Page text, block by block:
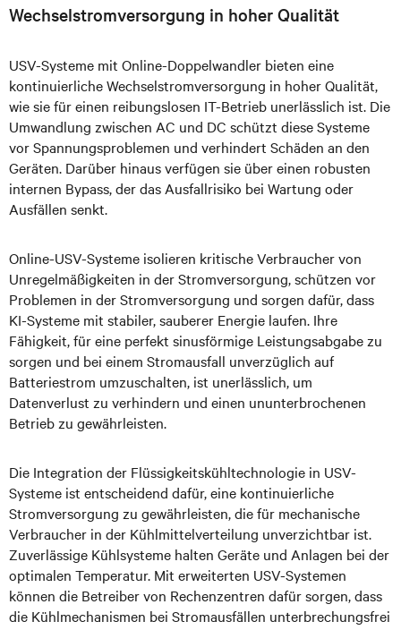
Wechselstromversorgung in hoher Qualität
USV-Systeme mit Online-Doppelwandler bieten eine
kontinuierliche Wechselstromversorgung in hoher Qualität,
wie sie für einen reibungslosen IT-Betrieb unerlässlich ist. Die
Umwandlung zwischen AC und DC schützt diese Systeme
vor Spannungsproblemen und verhindert Schäden an den
Geräten. Darüber hinaus verfügen sie über einen robusten
internen Bypass, der das Ausfallrisiko bei Wartung oder
Ausfällen senkt.
Online-USV-Systeme isolieren kritische Verbraucher von
Unregelmäßigkeiten in der Stromversorgung, schützen vor
Problemen in der Stromversorgung und sorgen dafür, dass
KI-Systeme mit stabiler, sauberer Energie laufen. Ihre
Fähigkeit, für eine perfekt sinusförmige Leistungsabgabe zu
sorgen und bei einem Stromausfall unverzüglich auf
Batteriestrom umzuschalten, ist unerlässlich, um
Datenverlust zu verhindern und einen ununterbrochenen
Betrieb zu gewährleisten.
Die Integration der Flüssigkeitskühltechnologie in USV-
Systeme ist entscheidend dafür, eine kontinuierliche
Stromversorgung zu gewährleisten, die für mechanische
Verbraucher in der Kühlmittelverteilung unverzichtbar ist.
Zuverlässige Kühlsysteme halten Geräte und Anlagen bei der
optimalen Temperatur. Mit erweiterten USV-Systemen
können die Betreiber von Rechenzentren dafür sorgen, dass
die Kühlmechanismen bei Stromausfällen unterbrechungsfrei